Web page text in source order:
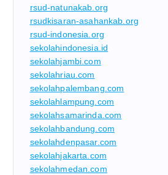
rsud-natunakab.org
rsudkisaran-asahankab.org
rsud-indonesia.org
sekolahindonesia.id
sekolahjambi.com
sekolahriau.com
sekolahpalembang.com
sekolahlampung.com
sekolahsamarinda.com
sekolahbandung.com
sekolahdenpasar.com
sekolahjakarta.com
sekolahmedan.com